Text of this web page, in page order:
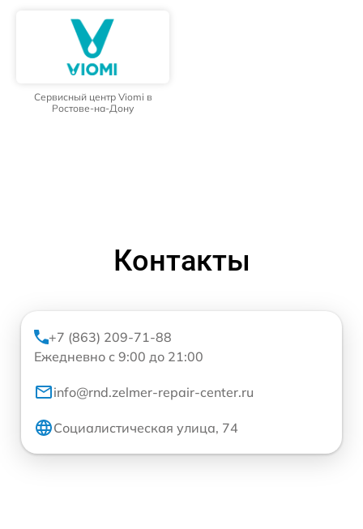
Сервисный центр Viomi в
Ростове-на-Дону
Контакты
+7 (863) 209-71-88
Ежедневно с 9:00 до 21:00
info@rnd.zelmer-repair-center.ru
Социалистическая улица, 74